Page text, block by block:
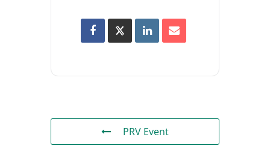
PRV Event